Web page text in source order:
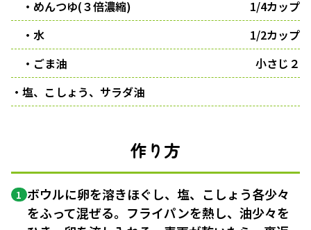
・めんつゆ(３倍濃縮)
1/4カップ
・水
1/2カップ
・ごま油
小さじ２
・塩、こしょう、サラダ油
作り方
1 ボウルに卵を溶きほぐし、塩、こしょう各少々
をふって混ぜる。フライパンを熱し、油少々を